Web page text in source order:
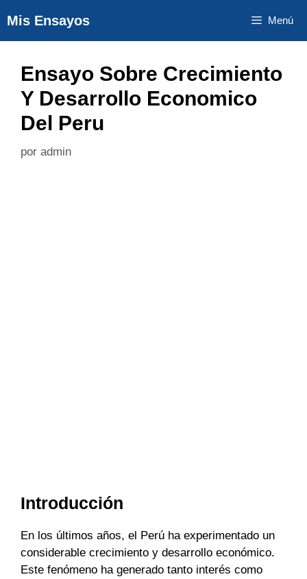
al
contenido
Mis Ensayos Menú
Ensayo Sobre Crecimiento
Y Desarrollo Economico
Del Peru
por admin
Introducción
En los últimos años, el Perú ha experimentado un
considerable crecimiento y desarrollo económico.
Este fenómeno ha generado tanto interés como